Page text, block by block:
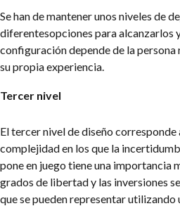
Se han de mantener unos niveles de
diferentesopciones para alcanzarlos
configuración depende de la persona
su propia experiencia.
Tercer nivel
El tercer nivel de diseño corresponde
complejidad en los que la
pone en juego tiene una importancia
grados de libertad y las inversiones
que se pueden representar utilizando